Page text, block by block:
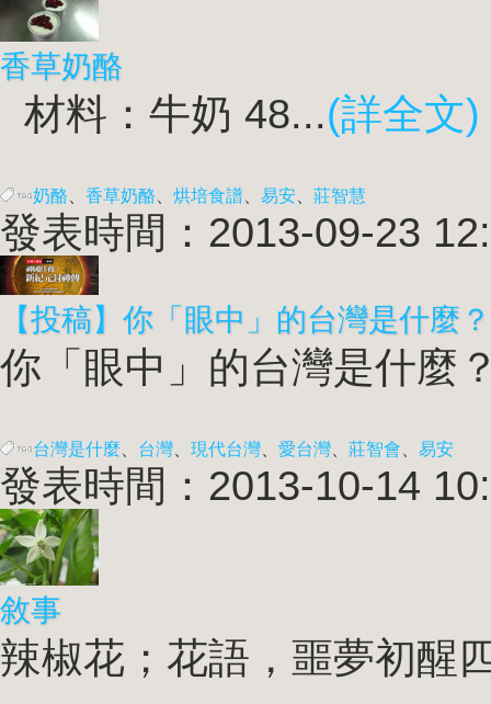
香草奶酪
材料：牛奶 48...(詳全文)
奶酪 香草奶酪 烘培食譜 易安 莊智慧
發表時間：2013-09-23
【投稿】你「眼中」的台灣是什麼？
你「眼中」的台灣是什麼
台灣是什麼 台灣 現代台灣 愛台灣 莊智會 易安
發表時間：2013-10-14
敘事
辣椒花；花語，噩夢初醒